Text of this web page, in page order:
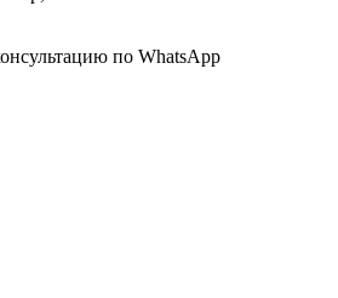
по WhatsApp